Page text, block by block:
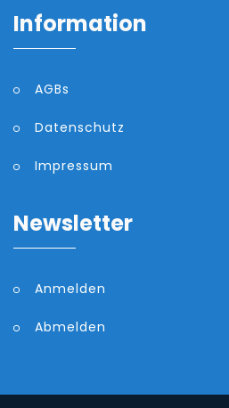
Information
AGBs
Datenschutz
Impressum
Newsletter
Anmelden
Abmelden